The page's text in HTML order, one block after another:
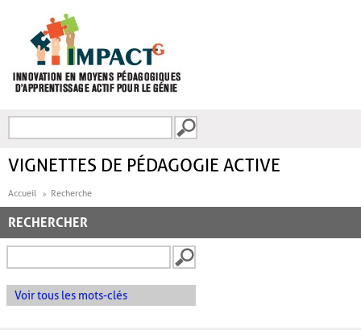
FORMULAIRE DE
VIGNETTES DE PÉDAGOGIE ACTIVE
Accueil Recherche
RECHERCHER
Voir tous les mots-clés